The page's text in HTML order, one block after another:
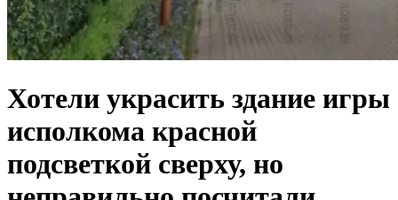
Хотели украсить здание игры
исполкома красной
подсветкой сверху, но